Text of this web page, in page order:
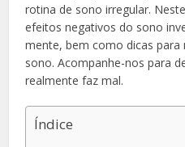
rotina de sono irregular.
efeitos negativos do sono
mente, bem como dicas para
sono. Acompanhe-nos para
realmente faz mal.
Índice